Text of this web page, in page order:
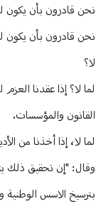
نحن قادرون بأن يكون
نحن قادرون بأن يكون
لا؟
لما لا؟ إذا عقدنا
القانون والمؤسسات.
لما لا، إذا أخذنا من
وقال: "إن تحقيق ذلك
بترسيخ الاسس الوطنية